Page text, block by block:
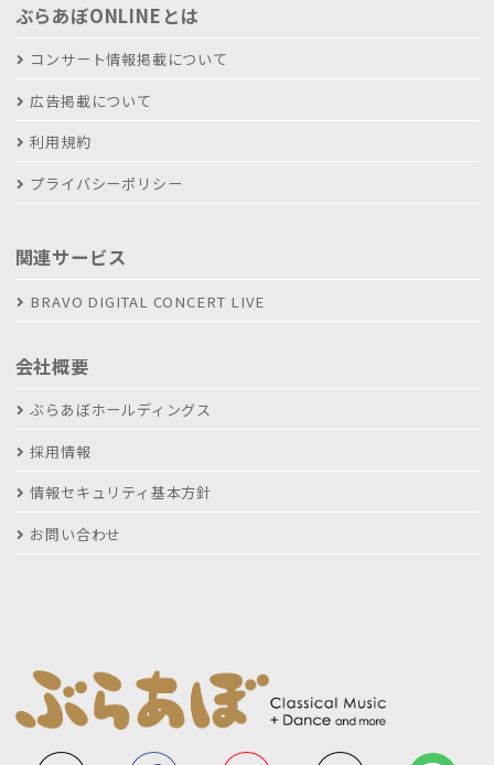
ぶらあぼONLINEとは
コンサート情報掲載について
広告掲載について
利用規約
プライバシーポリシー
関連サービス
BRAVO DIGITAL CONCERT LIVE
会社概要
ぶらあぼホールディングス
採用情報
情報セキュリティ基本方針
お問い合わせ